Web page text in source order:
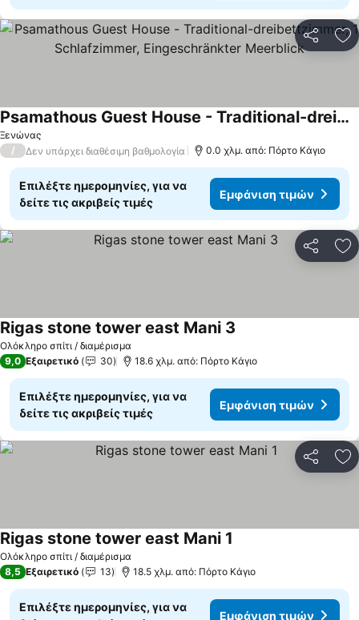
Ξενώνας
Psamathous Guest House - Traditional-dreibettzimmer, 1 Schlafzimmer, Eingeschränkter Meerblick
/ Δεν υπάρχει διαθέσιμη βαθμολογία 0.0 χλμ. από: Πόρτο Κάγιο
Επιλέξτε ημερομηνίες, για να
δείτε τις ακριβείς τιμές
Εμφάνιση τιμών
Ολόκληρο σπίτι / διαμέρισμα
Rigas stone tower east Mani 3
9,0 Εξαιρετικό 30 18.6 χλμ. από: Πόρτο Κάγιο
Επιλέξτε ημερομηνίες, για να
δείτε τις ακριβείς τιμές
Εμφάνιση τιμών
Ολόκληρο σπίτι / διαμέρισμα
Rigas stone tower east Mani 1
8,5 Εξαιρετικό 13 18.5 χλμ. από: Πόρτο Κάγιο
Επιλέξτε ημερομηνίες, για να
Εμφάνιση τιμών